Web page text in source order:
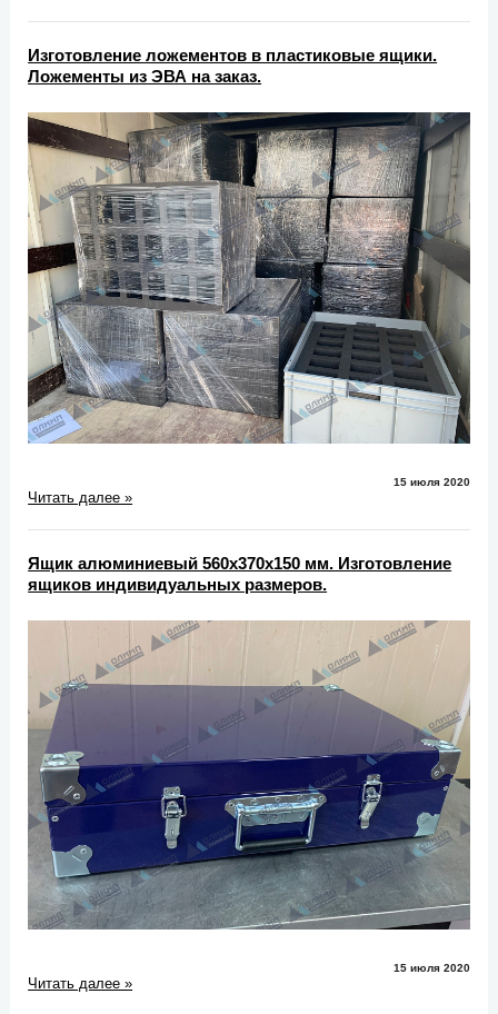
Изготовление ложементов в пластиковые ящики.
Ложементы из ЭВА на заказ.
15 июля 2020
Читать далее »
Ящик алюминиевый 560х370х150 мм. Изготовление
ящиков индивидуальных размеров.
15 июля 2020
Читать далее »